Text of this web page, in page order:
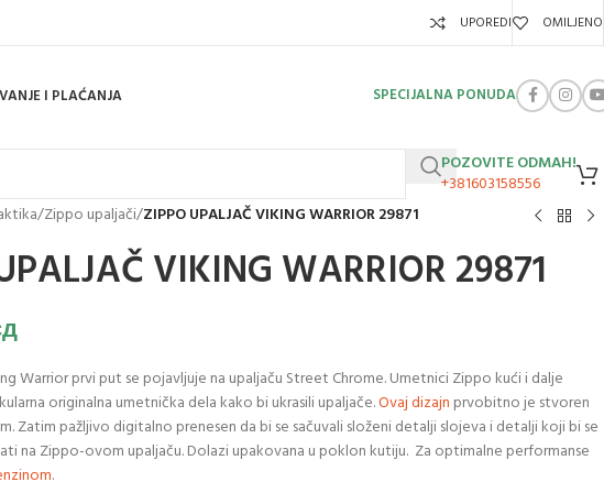
UPOREDI OMILJENO
I PLAĆANJA SPECIJALNA PONUDA
POZOVITE ODMAH!
+381603158556
/Zippo upaljači/ZIPPO UPALJAČ VIKING WARRIOR 29871
VIKING WARRIOR 29871
Warrior prvi put se pojavljuje na upaljaču Street Chrome. Umetnici Zippo kući i dalje
originalna umetnička dela kako bi ukrasili upaljače.Ovaj dizajn prvobitno je stvoren
Zatim pažljivo digitalno prenesen da bi se sačuvali složeni detalji slojeva i detalji koji bi se
na Zippo-ovom upaljaču. Dolazi upakovana u poklon kutiju. Za optimalne performanse
.